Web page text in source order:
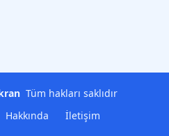
Tüm hakları saklıdır
Hakkında İletişim